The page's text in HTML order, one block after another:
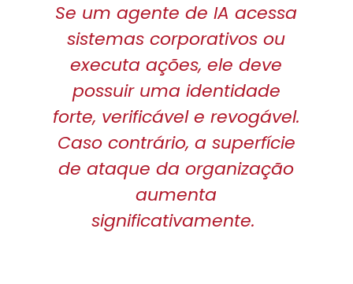
Se um agente de IA acessa
sistemas corporativos ou
executa ações, ele deve
possuir uma identidade
forte, verificável e revogável.
Caso contrário, a superfície
de ataque da organização
aumenta
significativamente.